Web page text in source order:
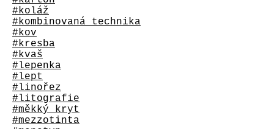
#koláž
#kombinovaná technika
#kov
#kresba
#kvaš
#lepenka
#lept
#linořez
#litografie
#měkký kryt
#mezzotinta